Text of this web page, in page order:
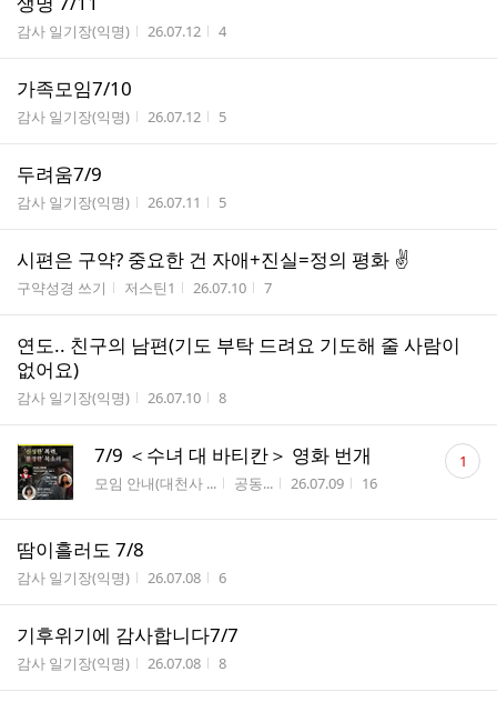
게시판명
감사 일기장(익명) 작성시간
26.07.12 조회수
4
가족모임7/10
게시판명
감사 일기장(익명) 작성시간
26.07.12 조회수
5
두려움7/9
게시판명
감사 일기장(익명) 작성시간
26.07.11 조회수
5
시편은 구약? 중요한 건 자애+진실=정의 평화 ✌️
게시판명
구약성경 쓰기 작성자
저스틴1 작성시간
26.07.10 조회수
7
연도.. 친구의 남편(기도 부탁 드려요 기도해 줄 사람이
없어요)
게시판명
감사 일기장(익명) 작성시간
26.07.10 조회수
8
7/9 ＜수녀 대 바티칸＞ 영화 번개
게시판명
모임 안내(대천사 ... 작성자
공동... 작성시간
26.07.09 조회수
16
댓
글 1
땀이흘러도 7/8
게시판명
감사 일기장(익명) 작성시간
26.07.08 조회수
6
기후위기에 감사합니다7/7
게시판명
감사 일기장(익명) 작성시간
26.07.08 조회수
8